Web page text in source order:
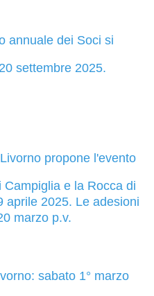
annuale dei Soci si
settembre 2025.
propone l'evento
e la Rocca di
aprile 2025. Le adesioni
marzo p.v.
sabato 1° marzo